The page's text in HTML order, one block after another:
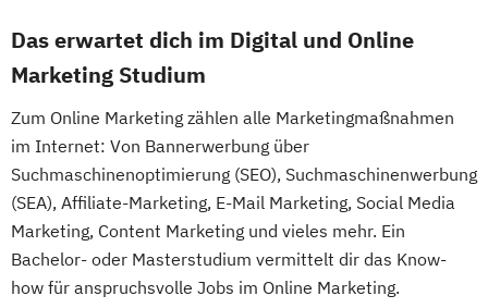
Das erwartet dich im Digital und Online
Marketing Studium
Zum Online Marketing zählen alle Marketingmaßnahmen
im Internet: Von Bannerwerbung über
Suchmaschinenoptimierung (SEO), Suchmaschinenwerbung
(SEA), Affiliate-Marketing, E-Mail Marketing, Social Media
Marketing, Content Marketing und vieles mehr. Ein
Bachelor- oder Masterstudium vermittelt dir das Know-
how für anspruchsvolle Jobs im Online Marketing.